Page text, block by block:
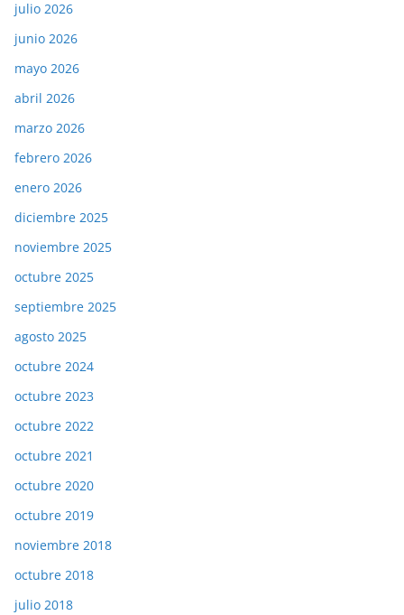
julio 2026
junio 2026
mayo 2026
abril 2026
marzo 2026
febrero 2026
enero 2026
diciembre 2025
noviembre 2025
octubre 2025
septiembre 2025
agosto 2025
octubre 2024
octubre 2023
octubre 2022
octubre 2021
octubre 2020
octubre 2019
noviembre 2018
octubre 2018
julio 2018